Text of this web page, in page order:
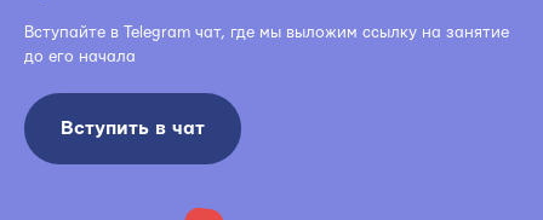
Вступайте в Telegram чат, где мы выложим ссылку на занятие
до его начала
Вступить в чат